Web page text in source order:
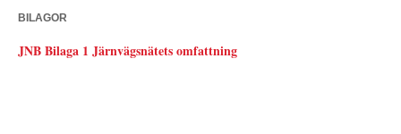
BILAGOR
JNB Bilaga 1 Järnvägsnätets omfattning